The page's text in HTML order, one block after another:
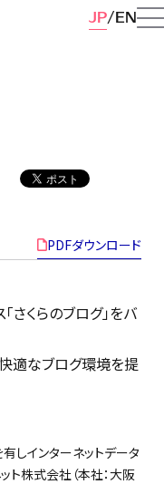
JP EN
PDFダウンロード
さくらのブログ」をバ
適なブログ環境を提
しインターネットデータ
ト株式会社（本社：大阪